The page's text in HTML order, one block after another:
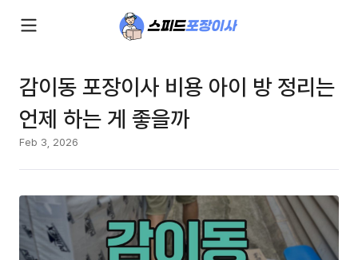
감이동 포장이사 비용 아이 방 정리는
언제 하는 게 좋을까
Feb 3, 2026